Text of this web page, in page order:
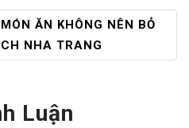
ĂN KHÔNG NÊN BỎ
NHA TRANG
Luận